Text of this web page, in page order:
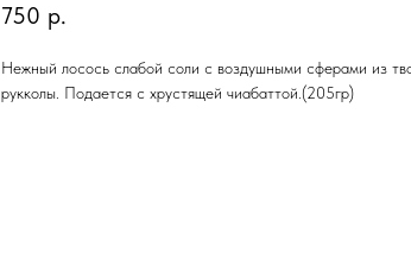
750 р.
Нежный лосось слабой соли с воздушными сферами из
рукколы. Подается с хрустящей чиабаттой.(205гр)